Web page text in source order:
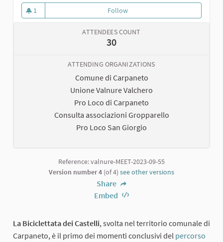
1
1 follower
FollowBiciclettata dei Castelli a
ATTENDEES COUNT
30
ATTENDING ORGANIZATIONS
Comune di Carpaneto
Unione Valnure Valchero
Pro Loco di Carpaneto
Consulta associazioni Gropparello
Pro Loco San Giorgio
Reference: valnure-MEET-2023-09-55
Version number 4 (of 4) see other versions
Share
Embed
La Biciclettata dei Castelli, svolta nel territorio comunale di
Carpaneto, è il primo dei momenti conclusivi del percorso